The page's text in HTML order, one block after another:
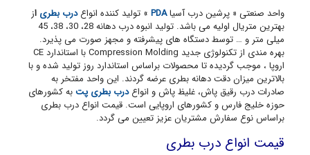
واحد صنعتی « پرشین درب آسیاPDA» تولید کننده انواعدرب بطری از
بهترین متریال اولیه می باشد. تولید انبوه درب دهانه 28، 30، 38، 45
میلی متر و … توسط دستگاه های پیشرفته و مجهز صورت می پذیرد.
بهره مندی از تکنولوژی جدید Compression Molding با استاندارد CE
اروپا ، موجب گردیده تا محصولات براساس استاندارد روز تولید شده و با
بالاترین میزان دقت دهانه بطری عرضه گردند. این واحد مفتخر به
صادرات درب رقیق پاش، غلیظ پاش و انواعدرب بطری پتبه کشورهای
حوزه خلیج فارس و کشورهای اروپایی است. قیمت انواع درب بطری
براساس نوع سفارش مشتریان عزیز تعیین می گردد.
قیمت انواع درب بطری